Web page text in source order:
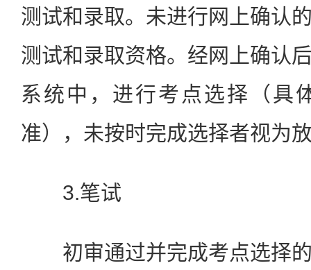
测试和录取。未进行网上确认
测试和录取资格。经网上确认
系统中，进行考点选择（具
准），未按时完成选择者视为
3.笔试
初审通过并完成考点选择的